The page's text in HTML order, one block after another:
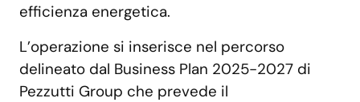
efficienza energetica.
L’operazione si inserisce nel percorso
delineato dal Business Plan 2025-2027 di
Pezzutti Group che prevede il